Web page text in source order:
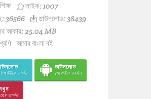
লাইক:1007
36566
ডাউনলোড: 38439
আকার: 25.04 MB
আমার বাংলা বই
ভার্সন
ডাউনলোড
মোবাইল ভার্সন
ভার্সন